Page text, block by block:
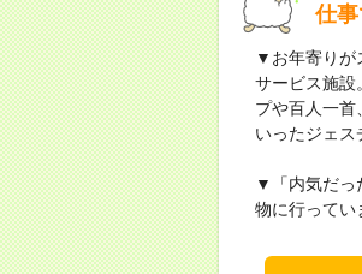
仕事
▼お年寄りが
サービス施設
プや百人一首
いったジェス
▼「内気だっ
物に行ってい